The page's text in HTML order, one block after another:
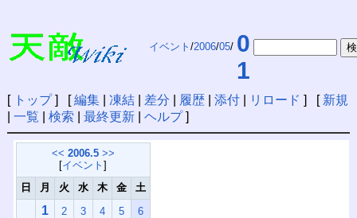
イベント /2006/05/ 0
1
[ トップ] [編集| 凍結| 差分 履歴| 添付| リロード ] [ 新規
一覧 検索 最終更新| ヘルプ]
<< 2006.5 >>
[イベント]
日
月 火 水 木 金 土
1 2 3 4 5 6